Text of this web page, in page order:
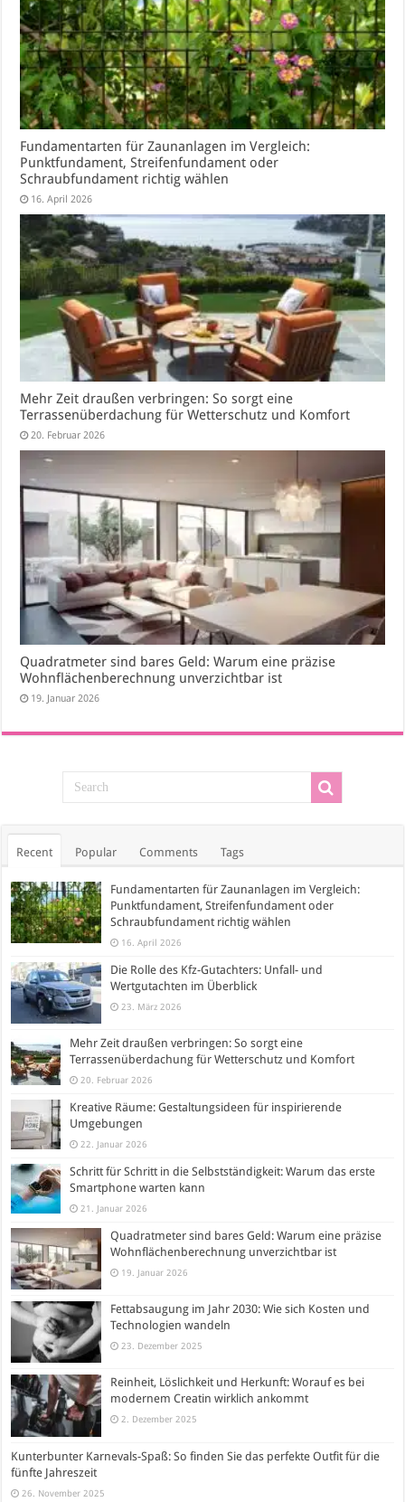
Fundamentarten für Zaunanlagen im Vergleich:
Punktfundament, Streifenfundament oder
Schraubfundament richtig wählen
16. April 2026
Mehr Zeit draußen verbringen: So sorgt eine
Terrassenüberdachung für Wetterschutz und Komfort
20. Februar 2026
Quadratmeter sind bares Geld: Warum eine präzise
Wohnflächenberechnung unverzichtbar ist
19. Januar 2026
Recent Popular Comments Tags
Fundamentarten für Zaunanlagen im Vergleich:
Punktfundament, Streifenfundament oder
Schraubfundament richtig wählen
16. April 2026
Die Rolle des Kfz-Gutachters: Unfall- und
Wertgutachten im Überblick
23. März 2026
Mehr Zeit draußen verbringen: So sorgt eine
Terrassenüberdachung für Wetterschutz und Komfort
20. Februar 2026
Kreative Räume: Gestaltungsideen für inspirierende
Umgebungen
22. Januar 2026
Schritt für Schritt in die Selbstständigkeit: Warum das erste
Smartphone warten kann
21. Januar 2026
Quadratmeter sind bares Geld: Warum eine präzise
Wohnflächenberechnung unverzichtbar ist
19. Januar 2026
Fettabsaugung im Jahr 2030: Wie sich Kosten und
Technologien wandeln
23. Dezember 2025
Reinheit, Löslichkeit und Herkunft: Worauf es bei
modernem Creatin wirklich ankommt
2. Dezember 2025
Kunterbunter Karnevals-Spaß: So finden Sie das perfekte Outfit für die
fünfte Jahreszeit
26. November 2025